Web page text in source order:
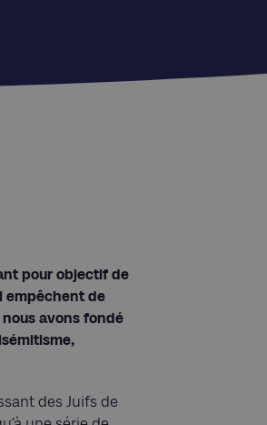
pour objectif de
empêchent de
avons fondé
des Juifs de